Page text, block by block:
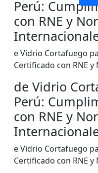
Perú:
con RNE y
e Vidrio Cortafuego
Certificado con RNE
de Vidrio
Perú:
con RNE y
e Vidrio Cortafuego
Certificado con RNE